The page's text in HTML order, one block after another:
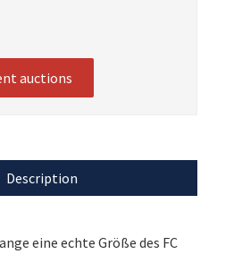
auctions
Description
eine echte Größe des FC